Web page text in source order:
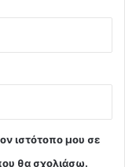
ιστότοπο μου σε
θα σχολιάσω.